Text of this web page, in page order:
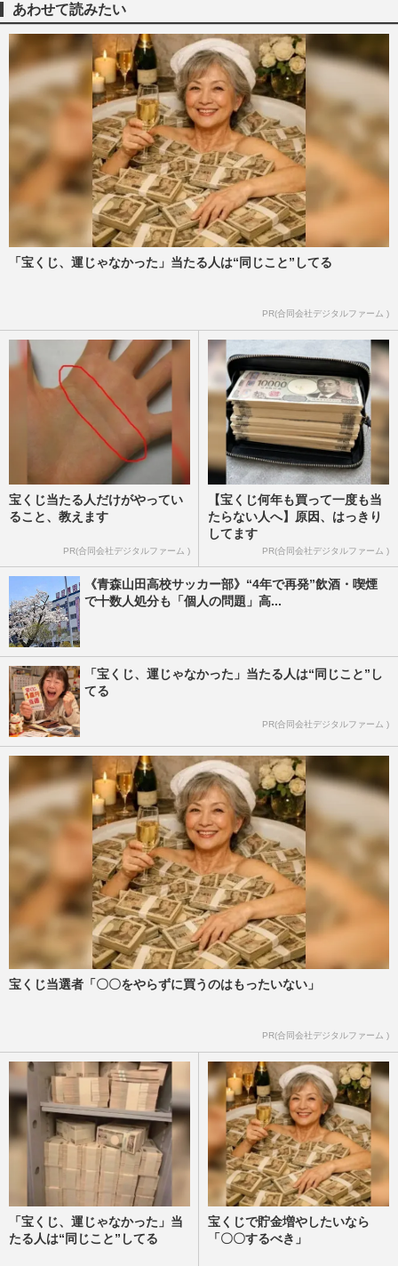
あわせて読みたい
「宝くじ、運じゃなかった」当たる人は“同じこと”してる
PR(合同会社デジタルファーム )
宝くじ当たる人だけがやってい
ること、教えます
PR(合同会社デジタルファーム )
【宝くじ何年も買って一度も当
たらない人へ】原因、はっきり
してます
PR(合同会社デジタルファーム )
《青森山田高校サッカー部》“4年で再発”飲酒・喫煙
で十数人処分も「個人の問題」高...
「宝くじ、運じゃなかった」当たる人は“同じこと”し
てる
PR(合同会社デジタルファーム )
宝くじ当選者「〇〇をやらずに買うのはもったいない」
PR(合同会社デジタルファーム )
「宝くじ、運じゃなかった」当
たる人は“同じこと”してる
宝くじで貯金増やしたいなら
「〇〇するべき」